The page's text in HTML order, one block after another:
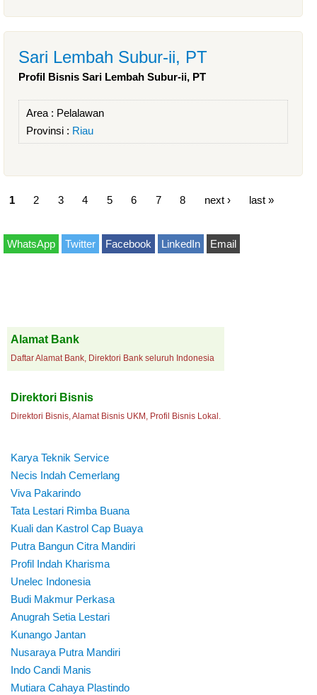
Sari Lembah Subur-ii, PT
Profil Bisnis Sari Lembah Subur-ii, PT
Area : Pelalawan
Provinsi : Riau
1 2 3 4 5 6 7 8 next › last »
WhatsApp Twitter Facebook LinkedIn Email
Alamat Bank
Daftar Alamat Bank, Direktori Bank seluruh Indonesia
Direktori Bisnis
Direktori Bisnis, Alamat Bisnis UKM, Profil Bisnis Lokal.
Karya Teknik Service
Necis Indah Cemerlang
Viva Pakarindo
Tata Lestari Rimba Buana
Kuali dan Kastrol Cap Buaya
Putra Bangun Citra Mandiri
Profil Indah Kharisma
Unelec Indonesia
Budi Makmur Perkasa
Anugrah Setia Lestari
Kunango Jantan
Nusaraya Putra Mandiri
Indo Candi Manis
Mutiara Cahaya Plastindo